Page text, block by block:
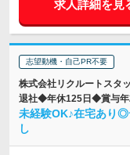
求人詳細を見
志望動機・自己PR不要
株式会社リクルートスタ
退社◆年休125日◆賞与年
未経験OK♪在宅あり
し